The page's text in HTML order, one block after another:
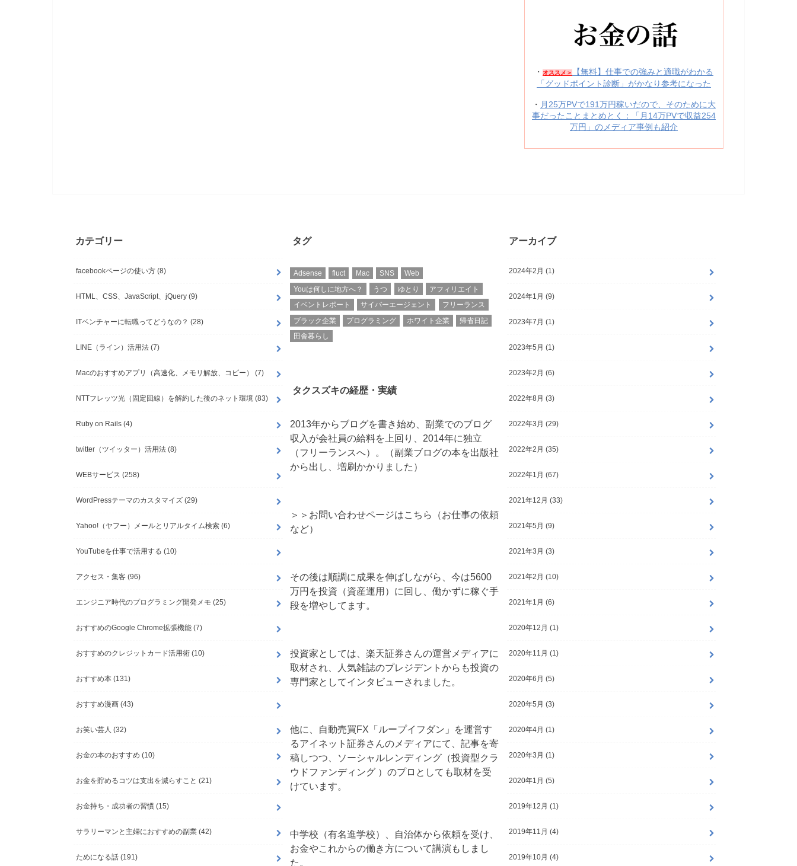
・ オススメ＞
【無料】仕事での強みと適職がわかる
「グッドポイント診断」がかなり参考になった
・ 月25万PVで191万円稼いだので、そのために大
事だったことまとめとく：「月14万PVで収益254
万円」のメディア事例も紹介
カテゴリー
facebookページの使い方 (8)
HTML、CSS、JavaScript、jQuery (9)
ITベンチャーに転職ってどうなの？ (28)
LINE（ライン）活用法 (7)
Macのおすすめアプリ（高速化、メモリ解放、コピー） (7)
NTTフレッツ光（固定回線）を解約した後のネット環境 (83)
Ruby on Rails (4)
twitter（ツイッター）活用法 (8)
WEBサービス (258)
WordPressテーマのカスタマイズ (29)
Yahoo!（ヤフー）メールとリアルタイム検索 (6)
YouTubeを仕事で活用する (10)
アクセス・集客 (96)
エンジニア時代のプログラミング開発メモ (25)
おすすめのGoogle Chrome拡張機能 (7)
おすすめのクレジットカード活用術 (10)
おすすめ本 (131)
おすすめ漫画 (43)
お笑い芸人 (32)
お金の本のおすすめ (10)
お金を貯めるコツは支出を減らすこと (21)
お金持ち・成功者の習慣 (15)
サラリーマンと主婦におすすめの副業 (42)
ためになる話 (191)
タグ
Adsense fluct Mac SNS
Web
Youは何しに地方へ？
うつ ゆとり
アフィリエイト
イベントレポート
サイバーエージェント
フリーランス
ブラック企業
プログラミング ホワイト企業
帰省日記
田舎暮らし
タクスズキの経歴・実績
2013年からブログを書き始め、副業でのブログ
収入が会社員の給料を上回り、2014年に独立
（フリーランスへ）。（副業ブログの本を出版社
から出し、増刷かかりました）
＞＞ お問い合わせページはこちら（お仕事の依頼
など）
その後は順調に成果を伸ばしながら、今は5600
万円を投資（資産運用）に回し、働かずに稼ぐ手
段を増やしてます。
投資家としては、楽天証券さんの運営メディアに
取材され、人気雑誌のプレジデントからも投資の
専門家としてインタビューされました。
他に、自動売買FX「ループイフダン」を運営す
るアイネット証券さんのメディアにて、記事を寄
稿しつつ、ソーシャルレンディング（投資型クラ
ウドファンディング ）のプロとしても取材を受
けています。
中学校（有名進学校）、自治体から依頼を受け、
お金やこれからの働き方について講演もしまし
た。
アーカイブ
2024年2月 (1)
2024年1月 (9)
2023年7月 (1)
2023年5月 (1)
2023年2月 (6)
2022年8月 (3)
2022年3月 (29)
2022年2月 (35)
2022年1月 (67)
2021年12月 (33)
2021年5月 (9)
2021年3月 (3)
2021年2月 (10)
2021年1月 (6)
2020年12月 (1)
2020年11月 (1)
2020年6月 (5)
2020年5月 (3)
2020年4月 (1)
2020年3月 (1)
2020年1月 (5)
2019年12月 (1)
2019年11月 (4)
2019年10月 (4)